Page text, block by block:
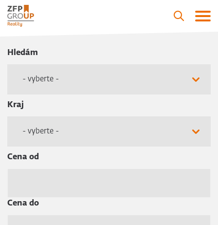
Hledám
- vyberte -
Kraj
- vyberte -
Cena od
Cena do